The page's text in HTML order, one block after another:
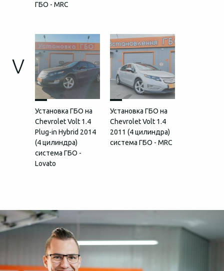
ГБО - MRC
V
Установка ГБО на
Chevrolet Volt 1.4
Plug-in Hybrid 2014
(4 цилиндра)
система ГБО -
Lovato
Установка ГБО на
Chevrolet Volt 1.4
2011 (4 цилиндра)
система ГБО - MRC